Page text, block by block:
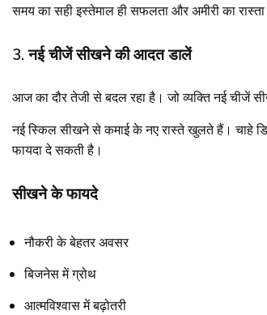
समय का सही इस्तेमाल ही सफलता और अमीरी का
3. नई चीजें सीखने की आदत डालें
आज का दौर तेजी से बदल रहा है। जो व्यक्ति नई चीजें
नई स्किल सीखने से कमाई के नए रास्ते खुलते हैं। चाहे
फायदा दे सकती है।
सीखने के फायदे
नौकरी के बेहतर अवसर
बिजनेस में ग्रोथ
आत्मविश्वास में बढ़ोतरी